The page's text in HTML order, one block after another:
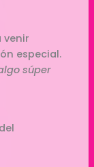
venir
especial.
súper